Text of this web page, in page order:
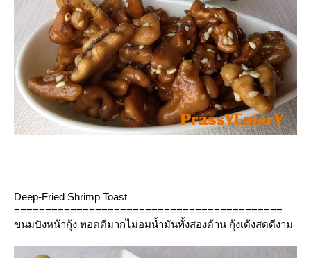
Deep-Fried Shrimp Toast
===========================================
ขนมปังหน้ากุ้ง ทอดดีมากไม่อมน้ำมันทั้งสองด้าน กุ้งเด้งสดดีงาม